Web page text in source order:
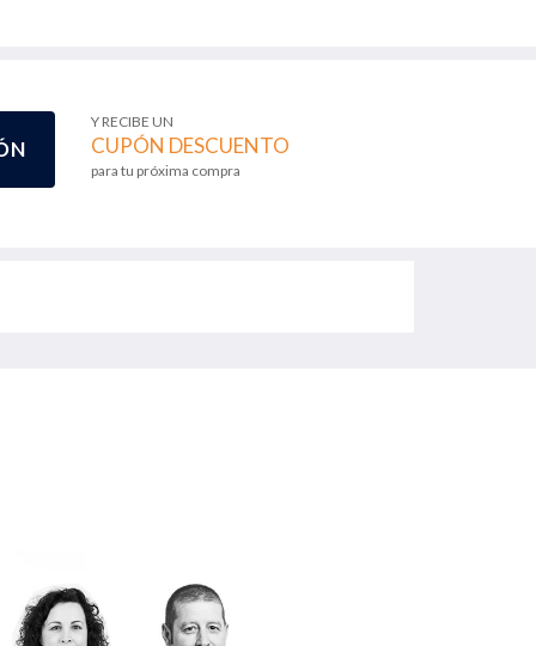
Y RECIBE UN
CUPÓN DESCUENTO
para tu próxima compra